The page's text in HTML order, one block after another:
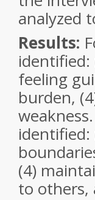
analyzed
Results:
feeling
burden,
(4)
to others,